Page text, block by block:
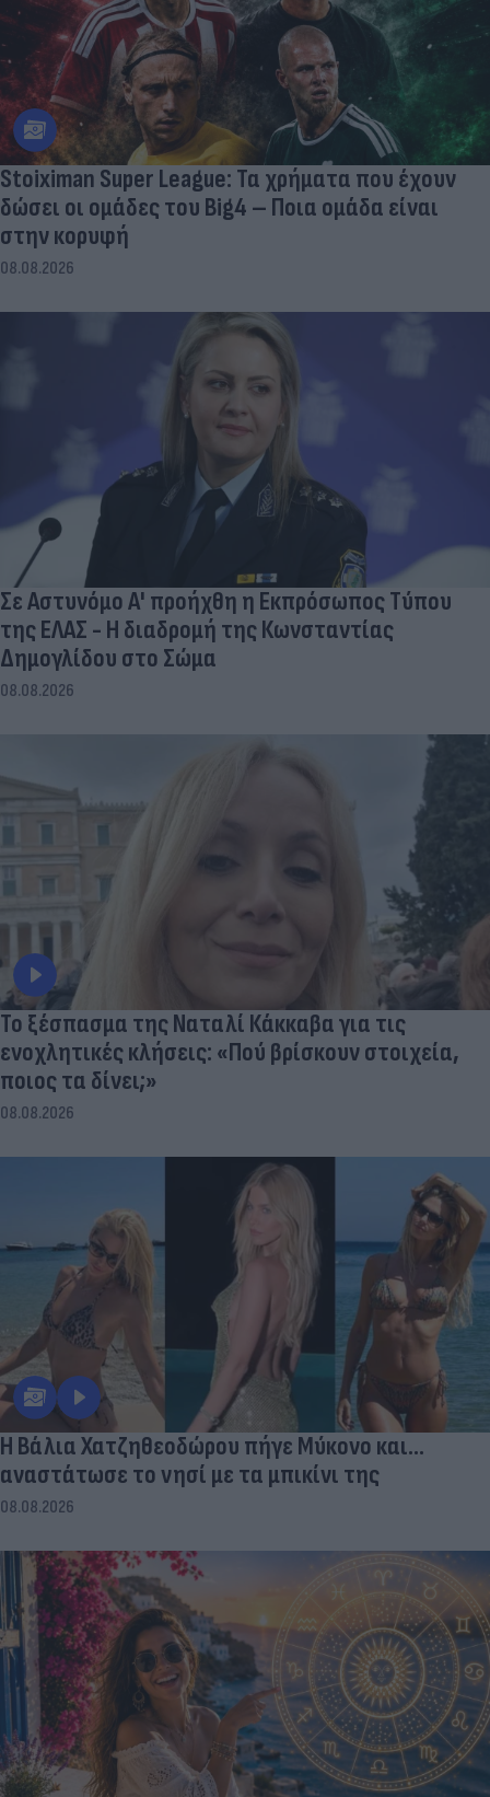
Stoiximan Super League: Τα χρήματα που έχουν
δώσει οι ομάδες του Big4 – Ποια ομάδα είναι
στην κορυφή
08.08.2026
Σε Αστυνόμο Α' προήχθη η Εκπρόσωπος Τύπου
της ΕΛΑΣ - Η διαδρομή της Κωνσταντίας
Δημογλίδου στο Σώμα
08.08.2026
Το ξέσπασμα της Ναταλί Κάκκαβα για τις
ενοχλητικές κλήσεις: «Πού βρίσκουν στοιχεία,
ποιος τα δίνει;»
08.08.2026
Η Βάλια Χατζηθεοδώρου πήγε Μύκονο και...
αναστάτωσε το νησί με τα μπικίνι της
08.08.2026